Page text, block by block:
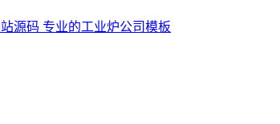
源码 专业的工业炉公司模板